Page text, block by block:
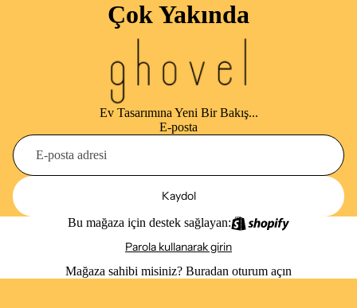
Çok Yakında
Ev Tasarımına Yeni Bir Bakış...
E-posta
Kaydol
Bu mağaza için destek sağlayan:
Parola kullanarak girin
Mağaza sahibi misiniz? Buradan oturum açın